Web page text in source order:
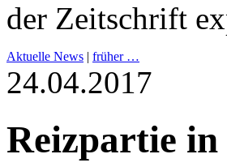
der Zeitschrift
Aktuelle News | früher …
24.04.2017
Reizpartie